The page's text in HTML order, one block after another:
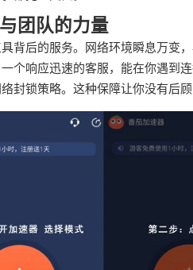
团队的力量
背后的服务。网络环境瞬息万变
个响应迅速的客服，能在你遇到
封锁策略。这种保障让你没有后